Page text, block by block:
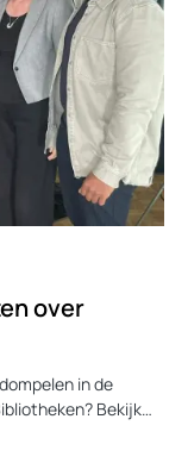
over
in de
Bekijk…